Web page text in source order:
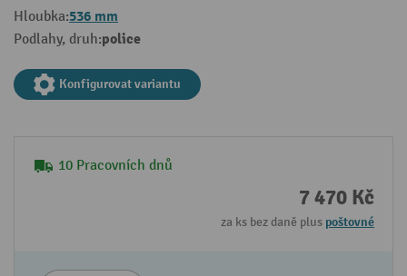
Hloubka:536 mm
Podlahy, druh:police
Konfigurovat variantu
10 Pracovních dnů
7 470 Kč
za ks bez daně plus poštovné